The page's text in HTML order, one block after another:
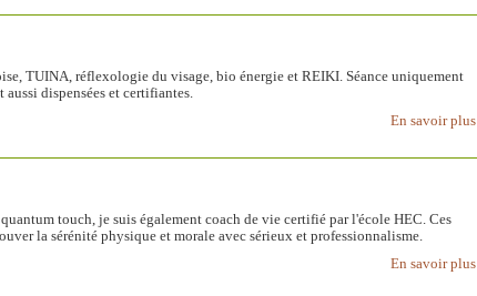
TUINA, réflexologie du visage, bio énergie et REIKI. Séance uniquement
dispensées et certifiantes.
En savoir plus
touch, je suis également coach de vie certifié par l'école HEC. Ces
la sérénité physique et morale avec sérieux et professionnalisme.
En savoir plus